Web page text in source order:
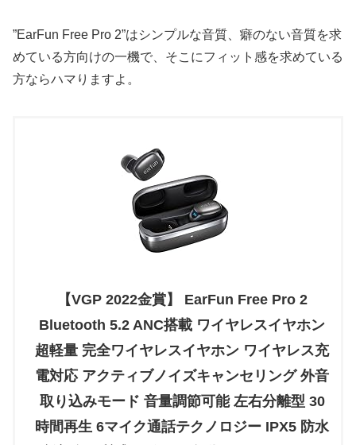
”EarFun Free Pro 2”はシンプルな音質、癖のない音質を求
めている方向けの一機で、そこにフィット感を求めている
方ならハマりますよ。
【VGP 2022金賞】 EarFun Free Pro 2
Bluetooth 5.2 ANC搭載 ワイヤレスイヤホン
超軽量 完全ワイヤレスイヤホン ワイヤレス充
電対応 アクティブノイズキャンセリング 外音
取り込みモード 音量調節可能 左右分離型 30
時間再生 6マイク通話テクノロジー IPX5 防水